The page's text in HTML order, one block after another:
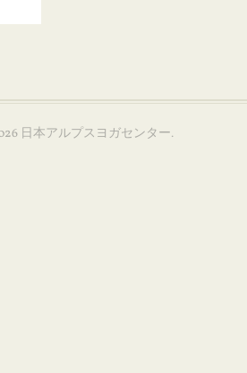
日本アルプスヨガセンター.